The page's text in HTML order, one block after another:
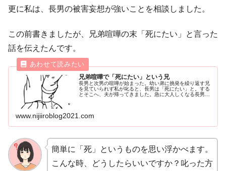
更に私は、長男の被害妄想が強いことを相談しました。
この前書きましたが、兄弟喧嘩の末「死にたい」と言った
話を伝えたんです。
兄弟喧嘩で「死にたい」という兄
長男と次男の喧嘩が始まった。幼い弟に挑発を繰り返す兄
を見ていられず私が叱ると、長男は「死にたい」と。する
とそこへ、夫が帰ってきました。急に大人しくなる長男。
www.nijiiroblog2021.com
簡単に「死」というものを思い浮かべます。
こんな時、どうしたらいいですか？叱った方